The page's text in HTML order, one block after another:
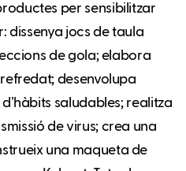
per sensibilitzar
dissenya jocs de taula
de gola; elabora
desenvolupa
saludables; realitza
de virus; crea una
una maqueta de